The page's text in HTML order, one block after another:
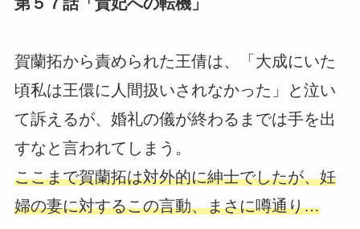
賀蘭拓から責められた王倩は、「大成にいた
頃私は王儇に人間扱いされなかった」と泣い
て訴えるが、婚礼の儀が終わるまでは手を出
すなと言われてしまう。
ここまで賀蘭拓は対外的に紳士でしたが、妊
婦の妻に対するこの言動、まさに噂通り…